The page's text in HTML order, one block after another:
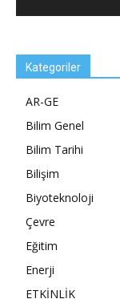
Kategoriler
AR-GE
Bilim Genel
Bilim Tarihi
Bilişim
Biyoteknoloji
Çevre
Eğitim
Enerji
ETKİNLİK